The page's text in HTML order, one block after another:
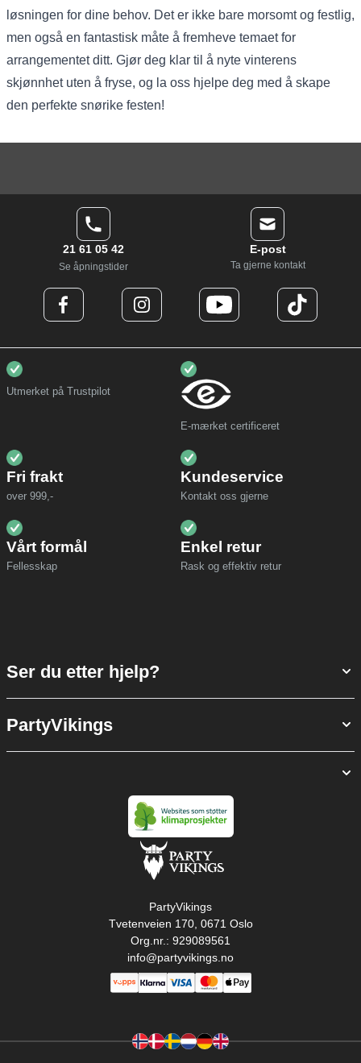
løsningen for dine behov. Det er ikke bare morsomt og festlig,
men også en fantastisk måte å fremheve temaet for
arrangementet ditt. Gjør deg klar til å nyte vinterens
skjønnhet uten å fryse, og la oss hjelpe deg med å skape
den perfekte snørike festen!
21 61 05 42
Se åpningstider
E-post
Ta gjerne kontakt
Utmerket på Trustpilot
E-mærket certificeret
Fri frakt
over 999,-
Kundeservice
Kontakt oss gjerne
Vårt formål
Fellesskap
Enkel retur
Rask og effektiv retur
Ser du etter hjelp?
PartyVikings
PartyVikings
Tvetenveien 170, 0671 Oslo
Org.nr.: 929089561
info@partyvikings.no